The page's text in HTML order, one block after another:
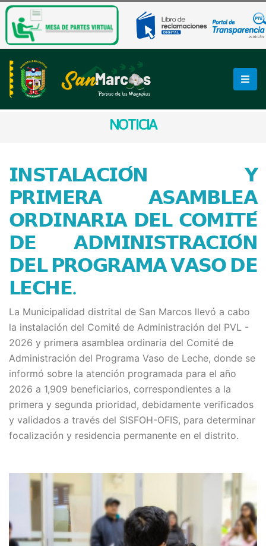
NOTICIA
𝗜𝗡𝗦𝗧𝗔𝗟𝗔𝗖𝗜𝗢́𝗡 𝗬
𝗣𝗥𝗜𝗠𝗘𝗥𝗔 𝗔𝗦𝗔𝗠𝗕𝗟𝗘𝗔
𝗢𝗥𝗗𝗜𝗡𝗔𝗥𝗜𝗔 𝗗𝗘𝗟 𝗖𝗢𝗠𝗜𝗧𝗘́
𝗗𝗘 𝗔𝗗𝗠𝗜𝗡𝗜𝗦𝗧𝗥𝗔𝗖𝗜𝗢́𝗡
𝗗𝗘𝗟 𝗣𝗥𝗢𝗚𝗥𝗔𝗠𝗔 𝗩𝗔𝗦𝗢 𝗗𝗘
𝗟𝗘𝗖𝗛𝗘.
La Municipalidad distrital de San Marcos llevó a cabo
la instalación del Comité de Administración del PVL -
2026 y primera asamblea ordinaria del Comité de
Administración del Programa Vaso de Leche, donde se
informó sobre la atención programada para el año
2026 a 1,909 beneficiarios, correspondientes a la
primera y segunda prioridad, debidamente verificados
y validados a través del SISFOH-OFIS, para determinar
focalización y residencia permanente en el distrito.